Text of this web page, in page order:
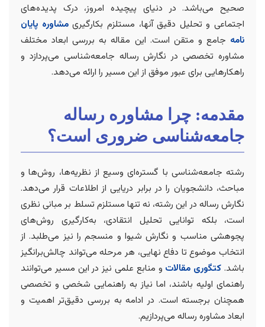
صحیح می‌باشد. در دنیای پیچیده امروز، درک پدیده‌های
اجتماعی و تحلیل دقیق آنها، مستلزم بکارگیریمشاوره پایان
نامه جامع و متقن است. این مقاله به بررسی ابعاد مختلف
مشاوره تخصصی در نگارش رساله جامعه‌شناسی می‌پردازد و
راهکارهایی برای عبور موفق از این مسیر را ارائه می‌دهد.
مقدمه: چرا مشاوره رساله
جامعه‌شناسی ضروری است؟
رشته جامعه‌شناسی با گستره‌ای وسیع از نظریه‌ها، روش‌ها و
مباحث، دانشجویان را در برابر دریایی از اطلاعات قرار می‌دهد.
نگارش رساله در این رشته، نه تنها مستلزم تسلط بر مبانی نظری
است، بلکه توانایی تحلیل انتقادی، به‌کارگیری روش‌های
پجوهشی مناسب و نگارش شیوا و منسجم را نیز می‌طلبد. از
انتخاب موضوع تا دفاع نهایی، هر مرحله می‌تواند چالش‌برانگیز
باشد. کتگوری مقالات و منابع علمی نیز در این مسیر می‌توانند
راهنمای اولیه باشند، اما نیاز به راهنمایی شخصی و تخصصی
همچنان برجسته است. در ادامه به بررسی دقیق‌تر اهمیت و
ابعاد مشاوره رساله می‌پردازیم.